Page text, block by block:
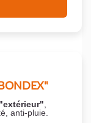
anti-pluie.